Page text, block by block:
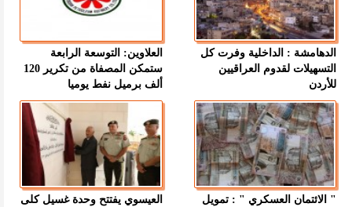
الدهامشة : الداخلية وفرت كل
التسهيلات لقدوم العراقيين
للأردن
العلاوين: التوسعة الرابعة
ستمكن المصفاة من تكرير 120
ألف برميل نفط يوميا
" الائتمان العسكري " : تمويل
العيسوي يفتتح وحدة غسيل كلى